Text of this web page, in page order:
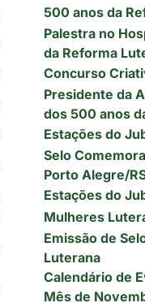
500 anos da
Palestra no
da Reforma
Concurso
Presidente da
dos 500 anos
Estações do
Selo
Porto Alegre/
Estações do
Mulheres
Emissão de
Luterana
Calendário de
Mês de